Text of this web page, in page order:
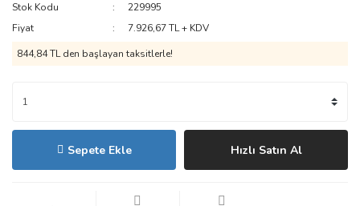
Stok Kodu
229995
Fiyat
7.926,67 TL + KDV
844,84 TL den başlayan taksitlerle!
Sepete Ekle Hızlı Satın Al